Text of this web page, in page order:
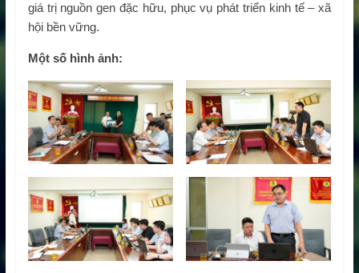
giá trị nguồn gen đặc hữu, phục vụ phát triển kinh tế – xã
hội bền vững.
Một số hình ảnh: